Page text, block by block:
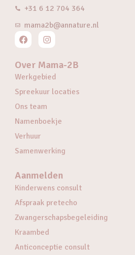
+31 6 12 704 364
mama2b@annature.nl
Over Mama-2B
Werkgebied
Spreekuur locaties
Ons team
Namenboekje
Verhuur
Samenwerking
Aanmelden
Kinderwens consult
Afspraak pretecho
Zwangerschapsbegeleiding
Kraambed
Anticonceptie consult